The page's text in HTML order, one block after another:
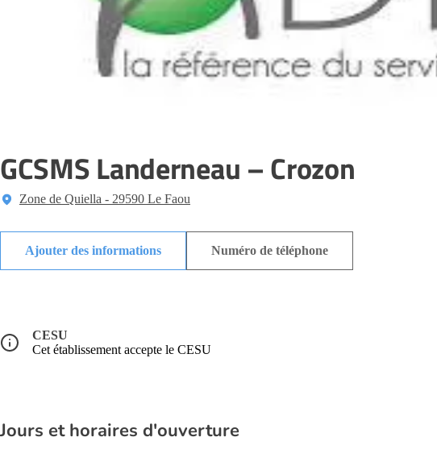
GCSMS Landerneau – Crozon
Zone de Quiella - 29590 Le Faou
Ajouter des informations Numéro de téléphone
CESU
Cet établissement accepte le CESU
Jours et horaires d'ouverture